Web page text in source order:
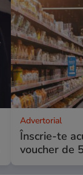
Advertorial
Înscrie-te
voucher de